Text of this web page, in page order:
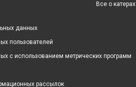
Все о катерах
данных
пользователей
с использованием метрических программ
рассылок